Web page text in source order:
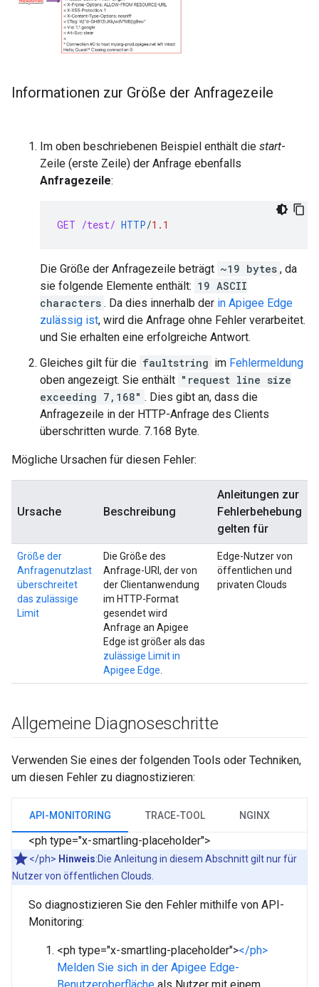
Informationen zur Größe der Anfragezeile
Im oben beschriebenen Beispiel enthält die start-
Zeile (erste Zeile) der Anfrage ebenfalls
Anfragezeile:
GET /test/ HTTP/1.1
Die Größe der Anfragezeile beträgt ~19 bytes , da
sie folgende Elemente enthält: 19 ASCII
characters . Da dies innerhalb der in Apigee Edge
zulässig ist, wird die Anfrage ohne Fehler verarbeitet.
und Sie erhalten eine erfolgreiche Antwort.
Gleiches gilt für die faultstring im Fehlermeldung
oben angezeigt. Sie enthält "request line size
exceeding 7,168" . Dies gibt an, dass die
Anfragezeile in der HTTP-Anfrage des Clients
überschritten wurde. 7.168 Byte.
Mögliche Ursachen für diesen Fehler:
Ursache Beschreibung
Anleitungen zur
Fehlerbehebung
gelten für
Größe der
Anfragenutzlast
überschreitet
das zulässige
Limit
Die Größe des
Anfrage-URI, der von
der Clientanwendung
im HTTP-Format
gesendet wird
Anfrage an Apigee
Edge ist größer als das
zulässige Limit in
Apigee Edge
Edge-Nutzer von
öffentlichen und
privaten Clouds
Allgemeine Diagnoseschritte
Verwenden Sie eines der folgenden Tools oder Techniken,
um diesen Fehler zu diagnostizieren:
API-MONITORING TRACE-TOOL NGINX
<ph type="x-smartling-placeholder">
</ph> Hinweis:Die Anleitung in diesem Abschnitt gilt nur für
Nutzer von öffentlichen Clouds.
So diagnostizieren Sie den Fehler mithilfe von API-
Monitoring:
<ph type="x-smartling-placeholder"></ph>
Melden Sie sich in der Apigee Edge-
Benutzeroberfläche als Nutzer mit einem